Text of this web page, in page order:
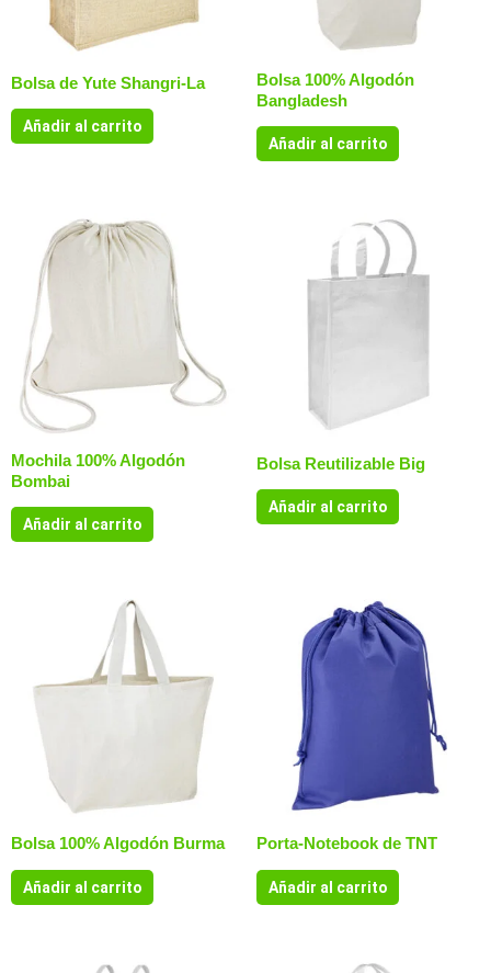
Bolsa de Yute Shangri-La
Añadir al carrito
Bolsa 100% Algodón
Bangladesh
Añadir al carrito
Mochila 100% Algodón
Bombai
Añadir al carrito
Bolsa Reutilizable Big
Añadir al carrito
Bolsa 100% Algodón Burma
Añadir al carrito
Porta-Notebook de TNT
Añadir al carrito